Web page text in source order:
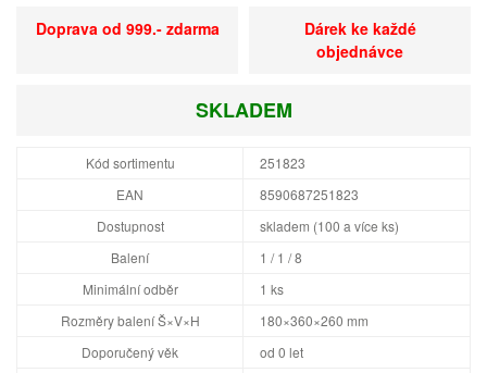
Doprava od 999.- zdarma
Dárek ke každé
objednávce
SKLADEM
Kód sortimentu
251823
EAN
8590687251823
Dostupnost
skladem (100 a více ks)
Balení
1 / 1 / 8
Minimální odběr
1 ks
Rozměry balení Š×V×H
180×360×260 mm
Doporučený věk
od 0 let